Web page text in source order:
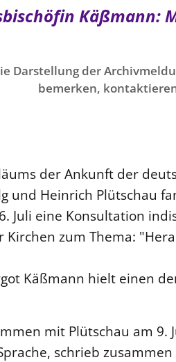
Käßmann:
Darstellung der
bemerken,
der Ankunft der
und Heinrich Plütschau
Juli eine Konsultation
zum Thema:
Käßmann hielt einen
mit Plütschau am 9.
schrieb